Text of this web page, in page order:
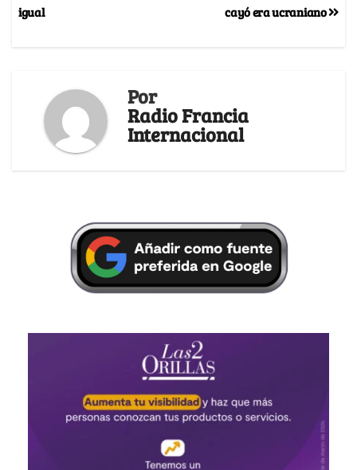
cayó era ucraniano
igual
Por
Radio Francia
Internacional